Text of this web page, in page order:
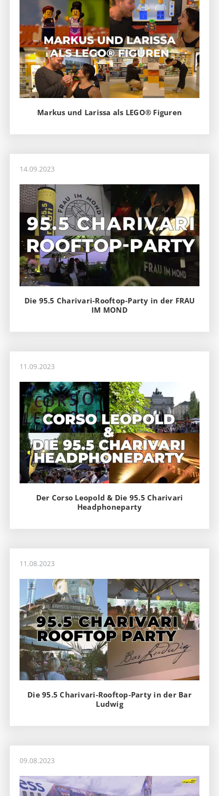
Markus und Larissa als LEGO® Figuren
14.09.2023
Die 95.5 Charivari-Rooftop-Party in der FRAU
IM MOND
11.09.2023
Der Corso Leopold & Die 95.5 Charivari
Headphoneparty
11.08.2023
Die 95.5 Charivari-Rooftop-Party in der Bar
Ludwig
09.08.2023